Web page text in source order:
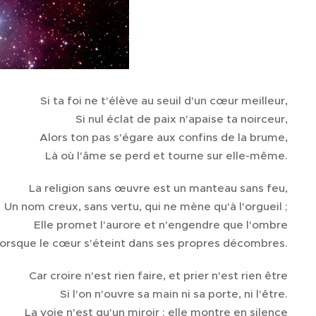
Si ta foi ne t'élève au seuil d'un cœur meilleur,
Si nul éclat de paix n'apaise ta noirceur,
Alors ton pas s'égare aux confins de la brume,
Là où l'âme se perd et tourne sur elle-même.
La religion sans œuvre est un manteau sans feu,
Un nom creux, sans vertu, qui ne mène qu'à l'orgueil ;
Elle promet l'aurore et n'engendre que l'ombre
le cœur s'éteint dans ses propres décombres.
Car croire n'est rien faire, et prier n'est rien être
Si l'on n'ouvre sa main ni sa porte, ni l'être.
La voie n'est qu'un miroir : elle montre en silence